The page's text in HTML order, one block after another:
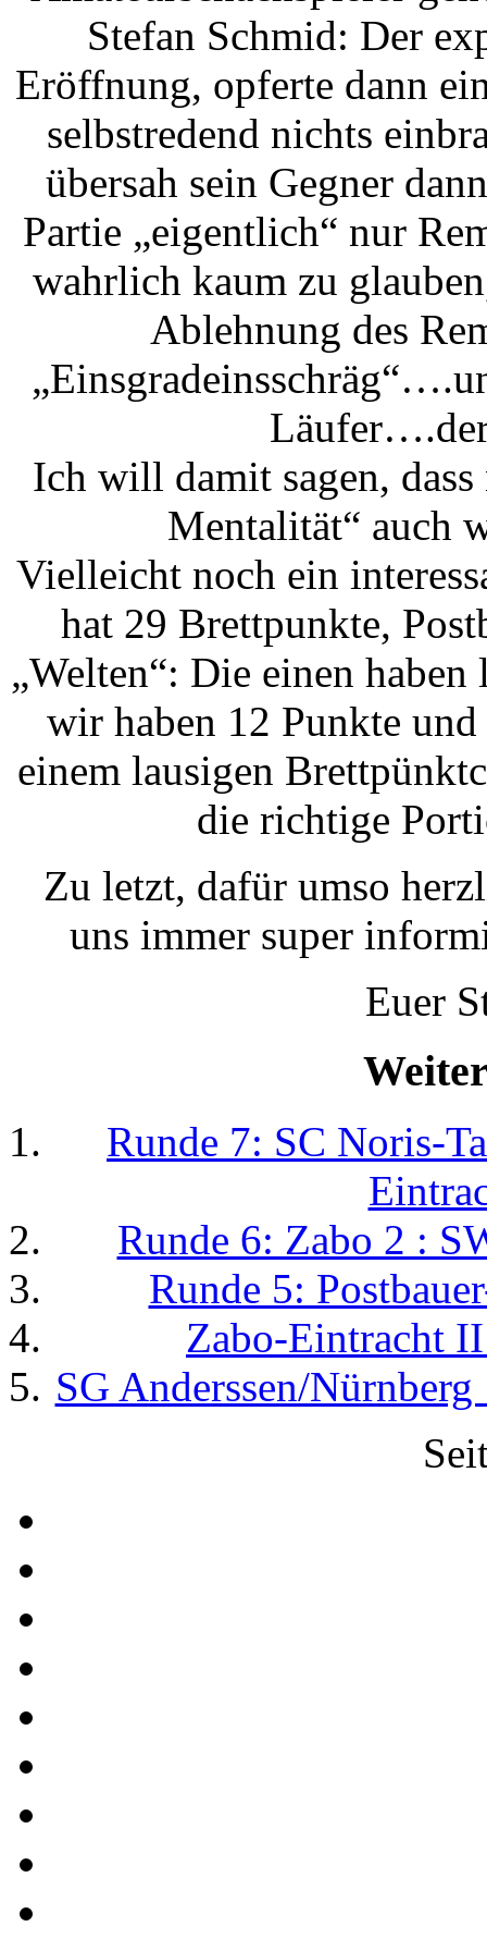
Stefan Schmid: Der
Eröffnung, opferte dann
selbstredend nichts
übersah sein Gegner
Partie „eigentlich“ nur
wahrlich kaum zu
Ablehnung des
Ich will damit sagen,
Mentalität“ auch
Vielleicht noch ein
hat 29 Brettpunkte,
„Welten“: Die einen
wir haben 12 Punkte
einem lausigen
die richtige
Zu letzt, dafür umso
uns immer super
Euer
Runde 7: SC Noris-
Runde 6: Zabo 2 :
Runde 5:
Zabo-Eintracht
SG Anderssen/